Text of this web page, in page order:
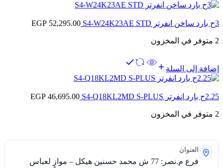
3ح بارد ساخن انفرتر S4-W24K23AE STD EGP 52,295.00
2 متوفر في المخزون
إضافة إلى السلة
2.25ح بارد انفرتر S4-Q18KL2MD S-PLUS EGP 46,695.00
2 متوفر في المخزون
العنوان
فرع م.نصر: 77 ش محمد حسنين هيكل – موازٍ لعباس